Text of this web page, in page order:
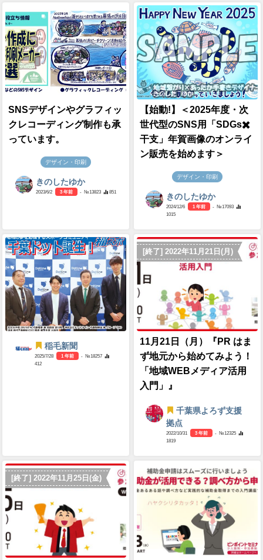
SNSデザインやグラフィッ
クレコーディング制作も承
っています。
デザイン・印刷
きのしたゆか
2023/6/2 3 年前 - №13823 851
【始動!】＜2025年度・次
世代型のSNS用「SDGs✖️
干支」年賀画像のオンライ
ン販売を始めます＞
デザイン・印刷
きのしたゆか
2024/12/6 1 年前
- №17093
1015
稲毛新聞
2025/7/28 1 年前
- №18257
412
[終了] 2022年11月21日(月)
11月21日（月）『PR はま
ず地元から始めてみよう！
「地域WEBメディア活用
入門」』
千葉県よろず支援
拠点
2022/10/31 3 年前
- №12325
1819
[終了] 2022年11月25日(金)